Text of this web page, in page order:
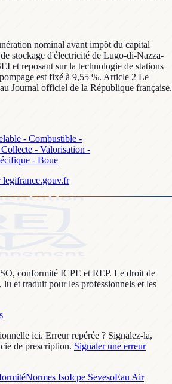
nominal avant impôt du capital
stockage d'électricité de Lugo-di-Nazza-
et reposant sur la technologie de stations
est fixé à 9,55 %. Article 2 Le
Journal officiel de la République française.
- Combustible -
- Valorisation -
- Boue
legifrance.gouv.fr
conformité ICPE et REP. Le droit de
et traduit pour les professionnels et les
ici. Erreur repérée ? Signalez-la,
de prescription. Signaler une erreur
Normes IsoIcpe SevesoEau Air